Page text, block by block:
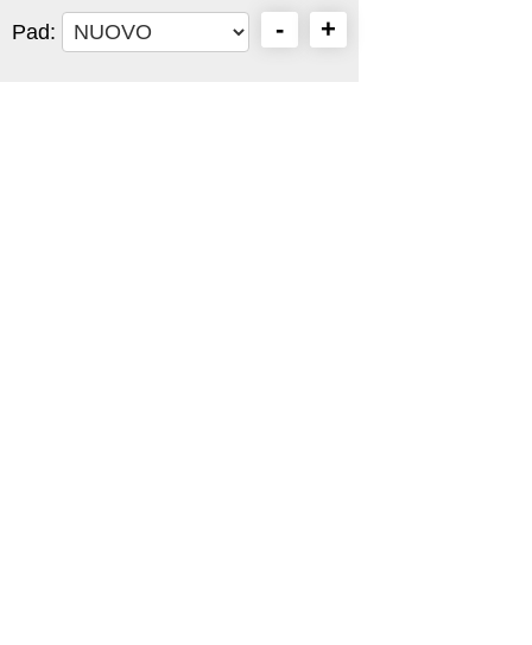
Pad: - +